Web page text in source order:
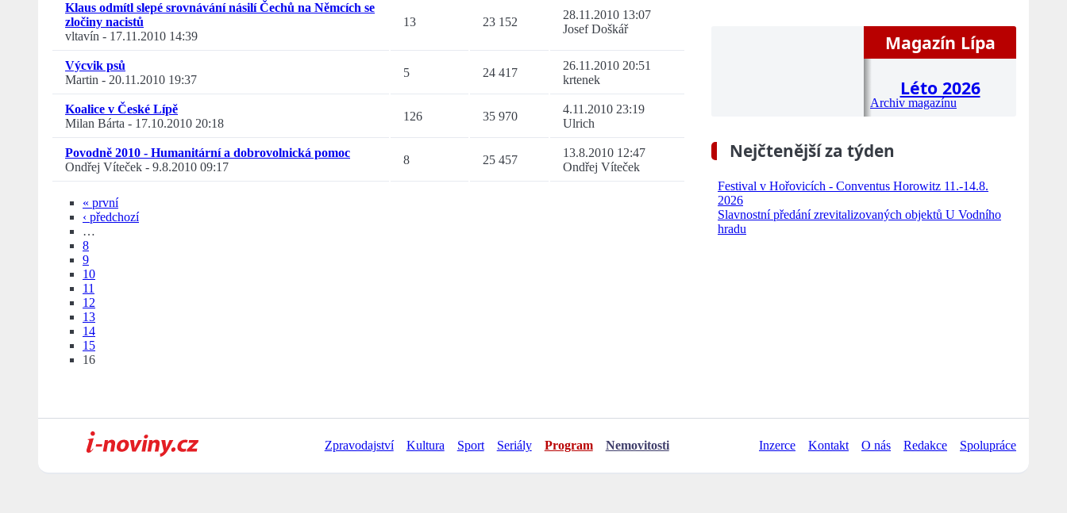
Klaus odmítl slepé srovnávání násilí Čechů na Němcích se
zločiny nacistů
vltavín - 17.11.2010 14:39
13 23 152
28.11.2010 13:07
Josef Doškář
Výcvik psů
Martin - 20.11.2010 19:37
5 24 417
26.11.2010 20:51
krtenek
Koalice v České Lípě
Milan Bárta - 17.10.2010 20:18
126 35 970
4.11.2010 23:19
Ulrich
Povodně 2010 - Humanitární a dobrovolnická pomoc
Ondřej Víteček - 9.8.2010 09:17
8 25 457
13.8.2010 12:47
Ondřej Víteček
« první
‹ předchozí
…
8
9
10
11
12
13
14
15
16
Magazín Lípa
Léto 2026
Archiv magazínu
Nejčtenější za týden
Festival v Hořovicích - Conventus Horowitz 11.-14.8.
2026
Slavnostní předání zrevitalizovaných objektů U Vodního
hradu
Zpravodajství Kultura Sport Seriály Program Nemovitosti Inzerce Kontakt O nás Redakce Spolupráce